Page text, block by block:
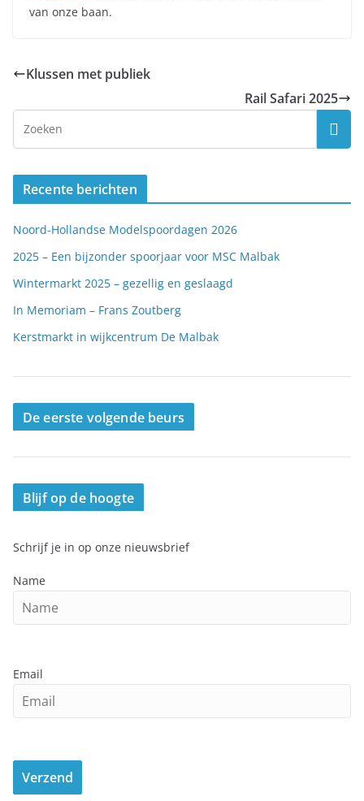
van onze baan.
Klussen met publiek
Rail Safari 2025
Recente berichten
Noord-Hollandse Modelspoordagen 2026
2025 – Een bijzonder spoorjaar voor MSC Malbak
Wintermarkt 2025 – gezellig en geslaagd
In Memoriam – Frans Zoutberg
Kerstmarkt in wijkcentrum De Malbak
De eerste volgende beurs
Blijf op de hoogte
Schrijf je in op onze nieuwsbrief
Name
Email